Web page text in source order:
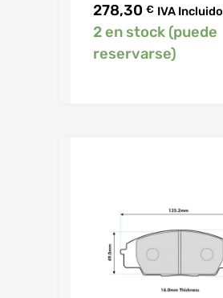
278,30 € IVA Incluido
2 en stock (puede
reservarse)